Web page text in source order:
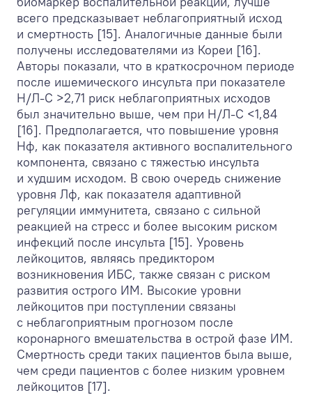
всего предсказывает неблагоприятный исход
и смертность [15]. Аналогичные данные были
получены исследователями из Кореи [16].
Авторы показали, что в краткосрочном периоде
после ишемического инсульта при показателе
Н/Л-С >2,71 риск неблагоприятных исходов
был значительно выше, чем при Н/Л-С <1,84
[16]. Предполагается, что повышение уровня
Нф, как показателя активного воспалительного
компонента, связано с тяжестью инсульта
и худшим исходом. В свою очередь снижение
уровня Лф, как показателя адаптивной
регуляции иммунитета, связано с сильной
реакцией на стресс и более высоким риском
инфекций после инсульта [15]. Уровень
лейкоцитов, являясь предиктором
возникновения ИБС, также связан с риском
развития острого ИМ. Высокие уровни
лейкоцитов при поступлении связаны
с неблагоприятным прогнозом после
коронарного вмешательства в острой фазе ИМ.
Смертность среди таких пациентов была выше,
чем среди пациентов с более низким уровнем
лейкоцитов [17].